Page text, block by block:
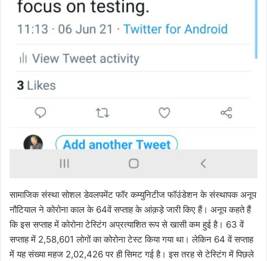
सामाजिक संस्था सोशल डेवलपमेंट फॉर कम्युनिटीज फॉउंडेशन के संस्थापक अनूप
नौटियाल ने कोरोना काल के 64वें सप्ताह के आंक़ड़े जारी किए हैं। अनूप कहते हैं
कि इस सप्ताह में कोरोना टेस्टिंग अप्रत्याशित रूप से खासी कम हुई है। 63 वें
सप्ताह में 2,58,601 लोगों का कोरोना टेस्ट किया गया था। लेकिन 64 वें सप्ताह
में यह संख्या महज 2,02,426 पर ही सिमट गई है। इस तरह से टेस्टिंग में पिछले